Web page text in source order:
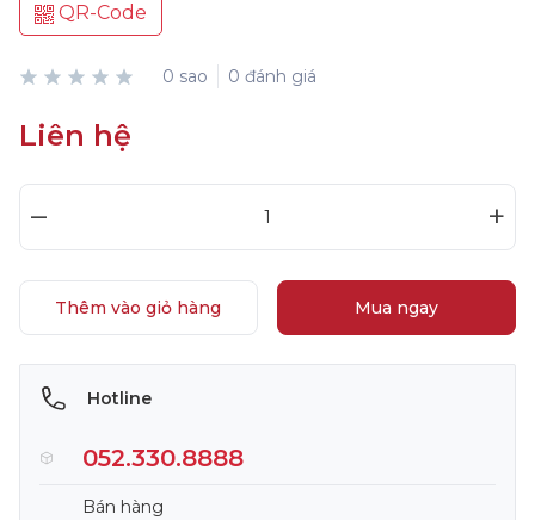
QR-Code
0 sao 0 đánh giá
Liên hệ
– +
Thêm vào giỏ hàng Mua ngay
Hotline
052.330.8888
Bán hàng